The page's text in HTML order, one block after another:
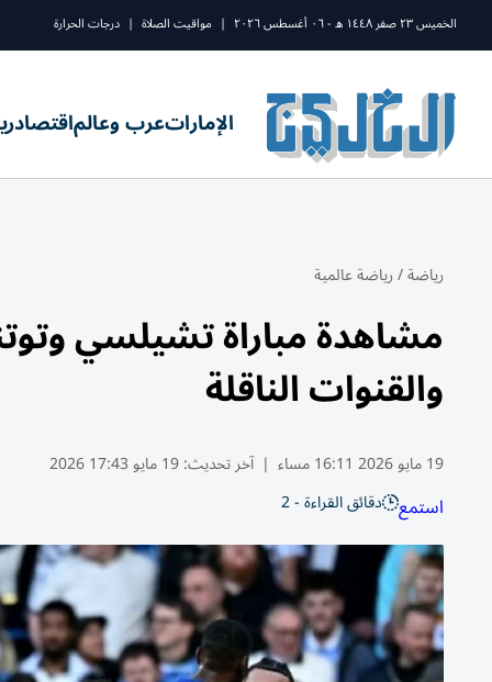
الخميس ٢٣ صفر ١٤٤٨ ه - ٠٦ أغسطس ٢٠٢٦ | مواقيت الصلاة | درجات الحرارة
الإماراتعرب وعالماقتصاد
رياضة/رياضة عالمية
مشاهدة مباراة تشيلسي
والقنوات الناقلة
19 مايو 2026 16:11 مساء | آخر تحديث:19 مايو 17:43 2026
استمع دقائق القراءة - 2